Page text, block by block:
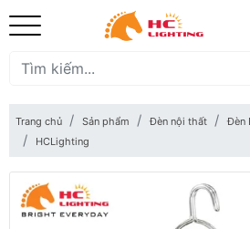
Trang chủ Sản phẩm Đèn nội thất Đèn
HCLighting